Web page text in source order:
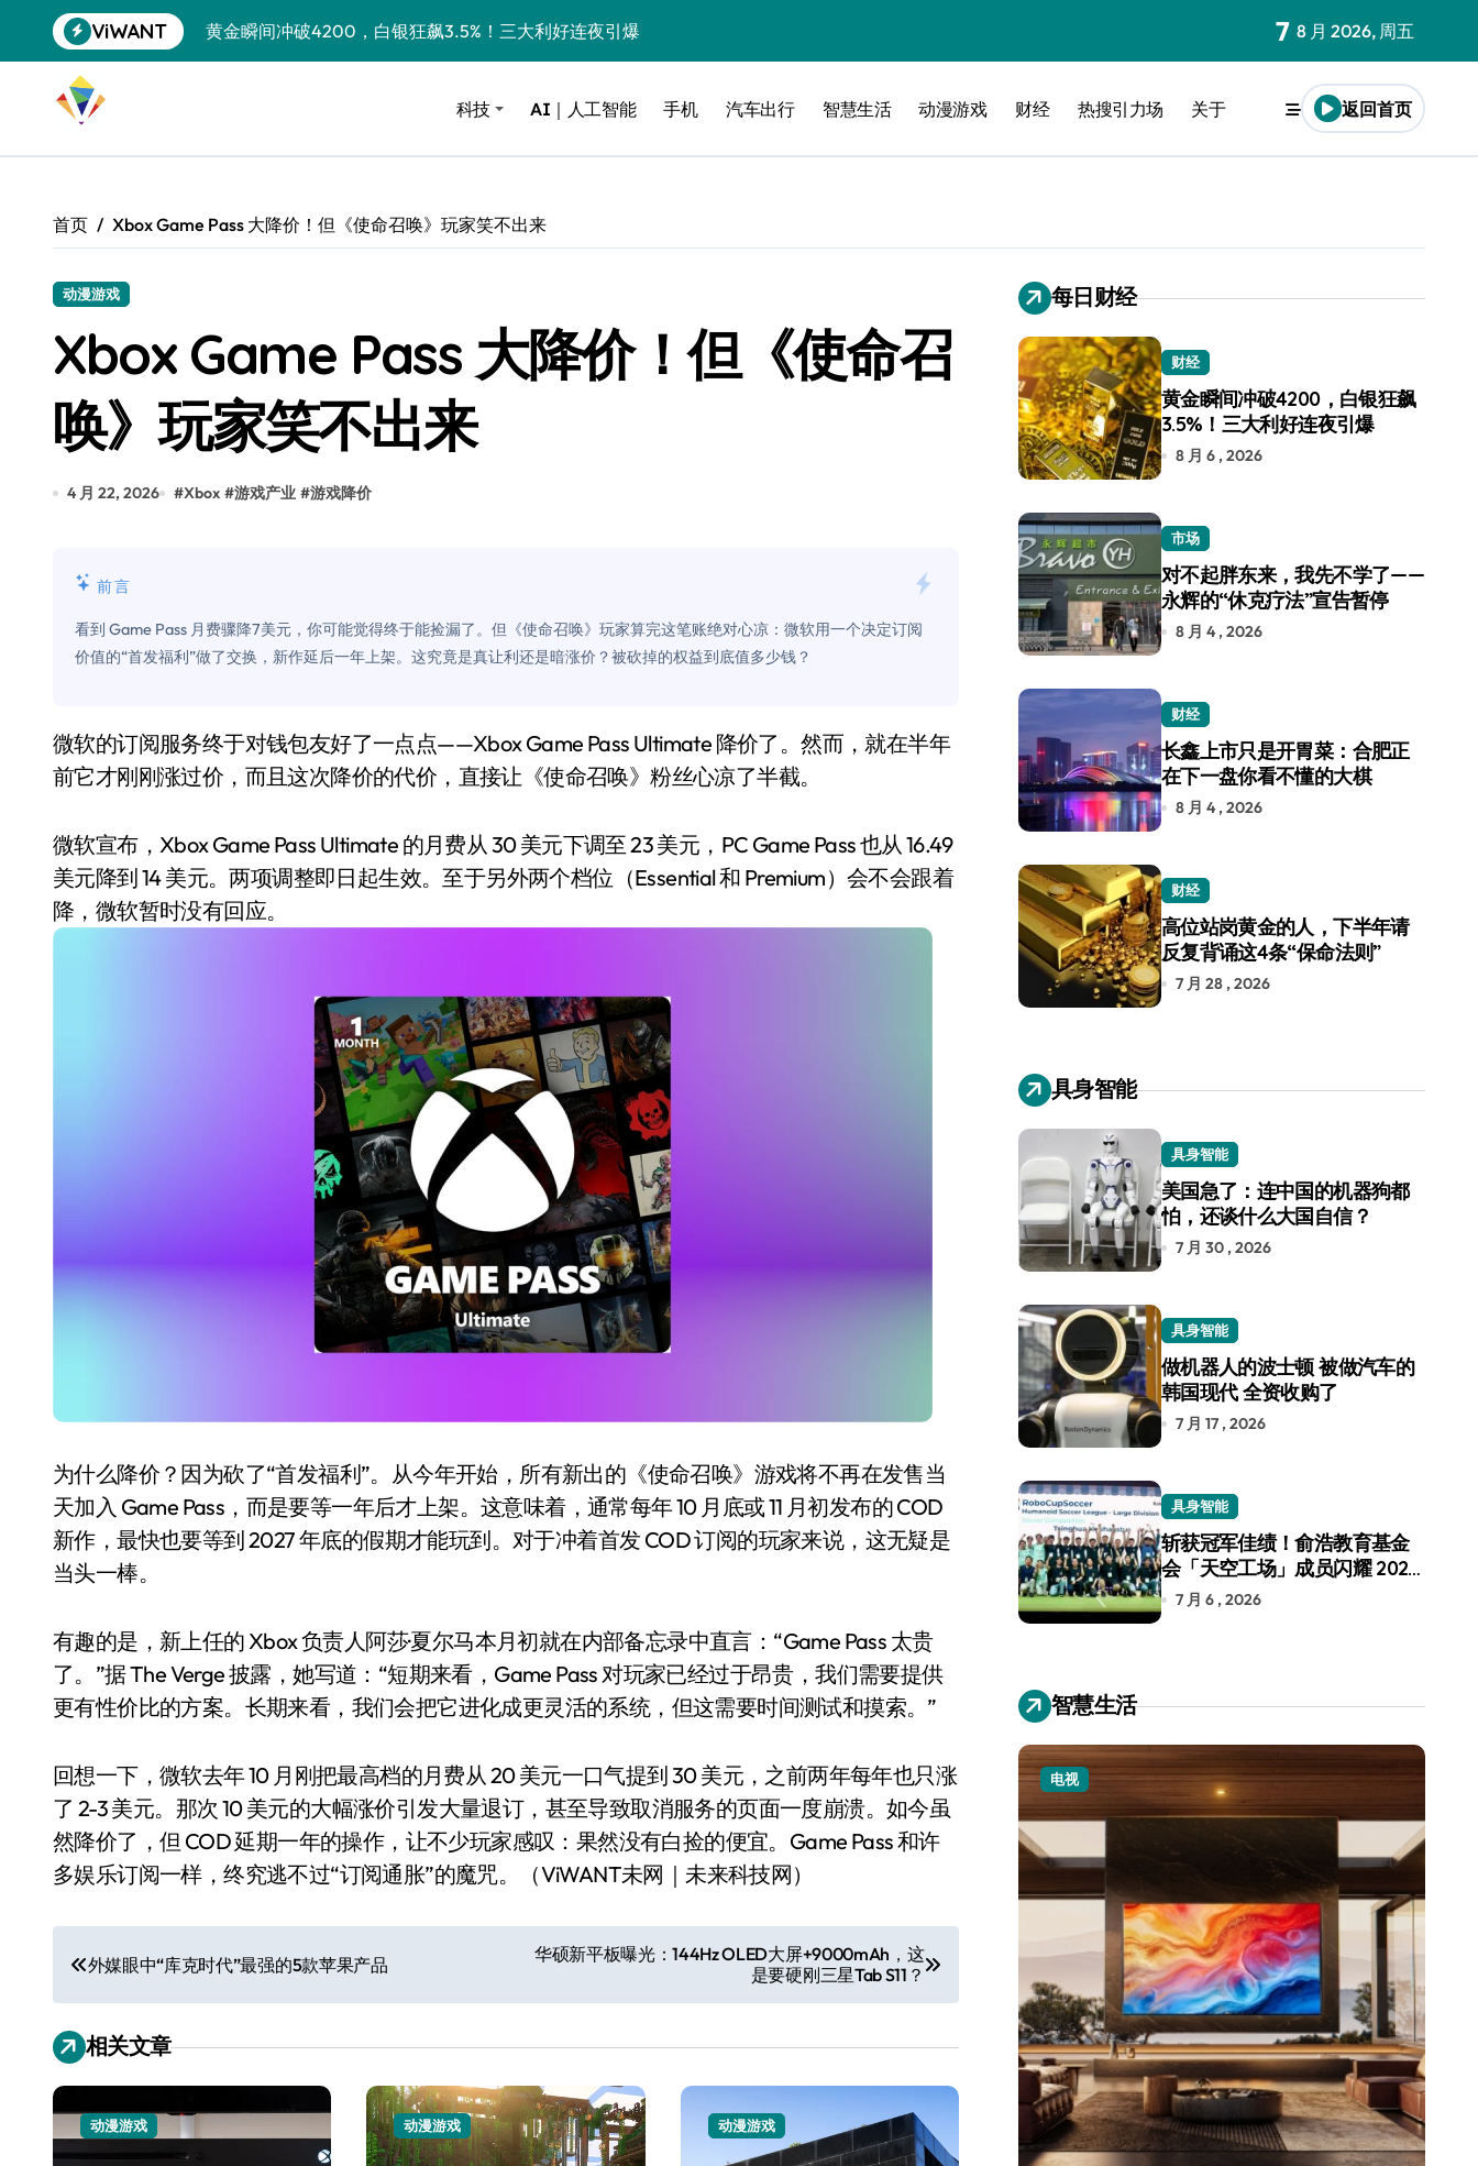
到
ViWANT
黄金瞬间冲破4200，白银狂飙3.5%！三大利好连夜引爆
Peloton 新车实测：屏幕能转、风扇怼脸，但最狠的是那个机械音
Xbox七月大崩盘：裁员3200、卖工作室、网络瘫了，微软这次真急了
谷歌DeepMind创始人辞去CEO，但继续“垂帘听政”？
400层堆叠、性能翻倍 三星把最新存储技术给了AI
召回X9、合作大众遇冷、高端梦碎：小鹏的“多事之夏”
比Model 3便宜？不，比Model 3有面儿——试驾雷克萨斯ES 500e
Windows 11家庭版和专业版，选错真的会后悔吗？
维修店最怕的“作死”操作：把手机塞冰箱，你中招了吗？
轻到忽略不计 大疆Mini 2S内录实测，值不值得冲？
对不起胖东来，我先不学了——永辉的“休克疗法”宣告暂停
国际首次！中国钙钛矿探测器太空“开箱”，一边探测射线一边光伏发电
长鑫上市只是开胃菜：合肥正在下一盘你看不懂的大棋
耳机低音像白开水？90%的人第一步就做错了
复古玩家狂喜：Anbernic第三次复刻GBA SP，情怀拉满
Xbox 360 游戏终于要登 PC，光盘党也能“以盘换数”了？
AirTag 新版到底香不香？一篇帮你避坑+种草
苹果三星偷偷在用的“无感切换”，索尼Bose却学不会？一文讲透
Apple Watch 表盘还能这么玩？保姆级教程，有手就会！
追觅清洁电器全球累计出货量破4000万台，技术创新驱动多品类增长
7 8 月 2026, 周五
科技 AI｜人工智能 手机 汽车出行 智慧生活 动漫游戏 财经 热搜引力场 关于 返回首页
首页 Xbox Game Pass 大降价！但《使命召唤》玩家笑不出来
动漫游戏
Xbox Game Pass 大降价！但《使命召
唤》玩家笑不出来
4 月 22, 2026 #Xbox #游戏产业 #游戏降价
前言
看到 Game Pass 月费骤降7美元，你可能觉得终于能捡漏了。但《使命召唤》玩家算完这笔账绝对心凉：微软用一个决定订阅
价值的“首发福利”做了交换，新作延后一年上架。这究竟是真让利还是暗涨价？被砍掉的权益到底值多少钱？
微软的订阅服务终于对钱包友好了一点点——Xbox Game Pass Ultimate 降价了。然而，就在半年
前它才刚刚涨过价，而且这次降价的代价，直接让《使命召唤》粉丝心凉了半截。
微软宣布，Xbox Game Pass Ultimate 的月费从 30 美元下调至 23 美元，PC Game Pass 也从 16.49
美元降到 14 美元。两项调整即日起生效。至于另外两个档位（Essential 和 Premium）会不会跟着
降，微软暂时没有回应。
为什么降价？因为砍了“首发福利”。从今年开始，所有新出的《使命召唤》游戏将不再在发售当
天加入 Game Pass，而是要等一年后才上架。这意味着，通常每年 10 月底或 11 月初发布的 COD
新作，最快也要等到 2027 年底的假期才能玩到。对于冲着首发 COD 订阅的玩家来说，这无疑是
当头一棒。
有趣的是，新上任的 Xbox 负责人阿莎·夏尔马本月初就在内部备忘录中直言：“Game Pass 太贵
了。”据 The Verge 披露，她写道：“短期来看，Game Pass 对玩家已经过于昂贵，我们需要提供
更有性价比的方案。长期来看，我们会把它进化成更灵活的系统，但这需要时间测试和摸索。”
回想一下，微软去年 10 月刚把最高档的月费从 20 美元一口气提到 30 美元，之前两年每年也只涨
了 2-3 美元。那次 10 美元的大幅涨价引发大量退订，甚至导致取消服务的页面一度崩溃。如今虽
然降价了，但 COD 延期一年的操作，让不少玩家感叹：果然没有白捡的便宜。Game Pass 和许
多娱乐订阅一样，终究逃不过“订阅通胀”的魔咒。（ViWANT未网｜未来科技网）
文
章
导
航
外媒眼中“库克时代”最强的5款苹果产品
华硕新平板曝光：144Hz OLED大屏+9000mAh，这
是要硬刚三星Tab S11？
相关文章
动漫游戏 动漫游戏 动漫游戏
每日财经
财经
黄金瞬间冲破4200，白银狂飙
3.5%！三大利好连夜引爆
8 月 6 , 2026
市场
对不起胖东来，我先不学了——
永辉的“休克疗法”宣告暂停
8 月 4 , 2026
财经
长鑫上市只是开胃菜：合肥正
在下一盘你看不懂的大棋
8 月 4 , 2026
财经
高位站岗黄金的人，下半年请
反复背诵这4条“保命法则”
7 月 28 , 2026
具身智能
具身智能
美国急了：连中国的机器狗都
怕，还谈什么大国自信？
7 月 30 , 2026
具身智能
做机器人的波士顿 被做汽车的
韩国现代 全资收购了
7 月 17 , 2026
具身智能
斩获冠军佳绩！俞浩教育基金
会「天空工场」成员闪耀 2026
RoboCup 机器人世界杯
7 月 6 , 2026
智慧生活
电视 小家电 电视